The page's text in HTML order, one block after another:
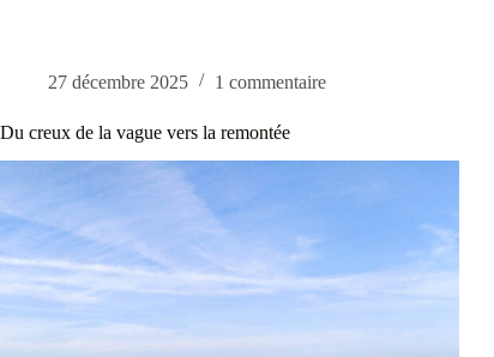
27 décembre 2025 1 commentaire
Du creux de la vague vers la remontée